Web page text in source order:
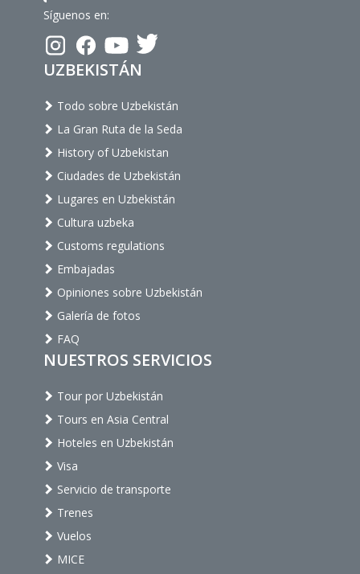
Síguenos en:
UZBEKISTÁN
Todo sobre Uzbekistán
La Gran Ruta de la Seda
History of Uzbekistan
Ciudades de Uzbekistán
Lugares en Uzbekistán
Cultura uzbeka
Customs regulations
Embajadas
Opiniones sobre Uzbekistán
Galería de fotos
FAQ
NUESTROS SERVICIOS
Tour por Uzbekistán
Tours en Asia Central
Hoteles en Uzbekistán
Visa
Servicio de transporte
Trenes
Vuelos
MICE